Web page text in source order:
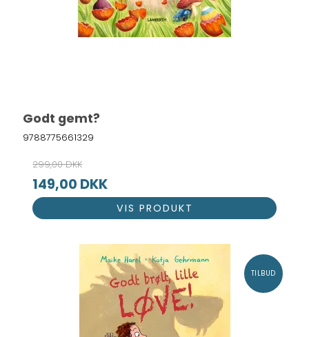
Godt gemt?
9788775661329
299,00 DKK
149,00 DKK
VIS PRODUKT
TILBUD